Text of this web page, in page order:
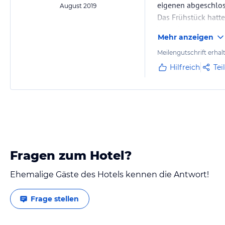
Allgemeine und unverbindliche Hoteliers-/Veranstalter-/
Gewähr und ohne Prüfung durch HolidayCheck. Bitte lies vor der
August 2019
eigenen
Das Frühstück
Mehr anzeigen
Meilengutschrift
Hilfreich
Fragen zum Hotel?
Ehemalige Gäste des Hotels kennen die Antwort!
Frage stellen